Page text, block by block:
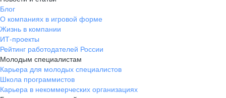
Блог
О компаниях в игровой форме
Жизнь в компании
ИТ-проекты
Рейтинг работодателей России
Молодым специалистам
Карьера для молодых специалистов
Школа программистов
Карьера в некоммерческих организациях